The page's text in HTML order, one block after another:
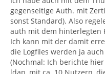
gegenseitige Auth. mit
sonst Standard). Also
auth mit dem hinterlegten
Ich kann mit der damit
die Logfiles werden ja
(Nochmal: Ich berichte